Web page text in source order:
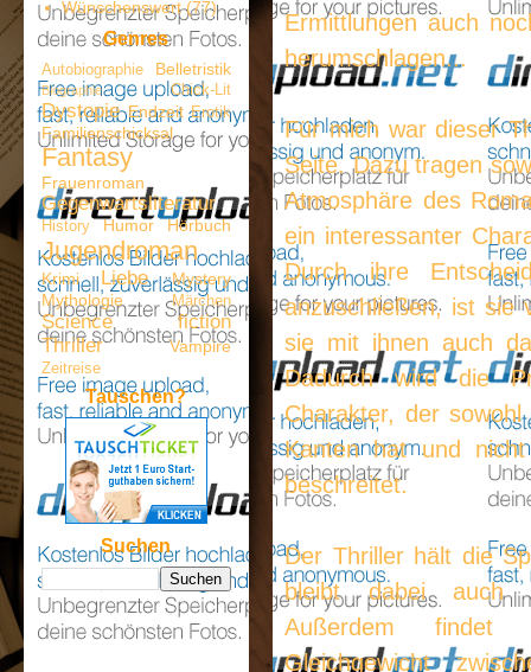
Ermittlungen auch
herumschlagen...
Für mich war dieser
Seite. Dazu tragen
Atmosphäre des
ein interessanter
Durch ihre
anzuschließen, ist sie
sie mit ihnen auch
Dadurch wird die
Charakter, der
Kanten hat und
beschreitet.
Der Thriller hält die
bleibt dabei auch
Außerdem findet
Gleichgewicht
Wünschenswert (77)
Genres
Autobiographie Belletristik
Biographie Chick-Lit
Dystopie Endzeit Erotik
Familienschicksal
Fantasy
Frauenroman
Gegenwartsliteratur
History Humor Hörbuch
Jugendroman
Krimi Liebe
Mystery
Mythologie
Märchen
Science fiction
Thriller
Vampire
Zeitreise
Tauschen?
Suchen